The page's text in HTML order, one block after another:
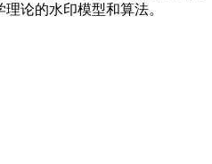
论的水印模型和算法。